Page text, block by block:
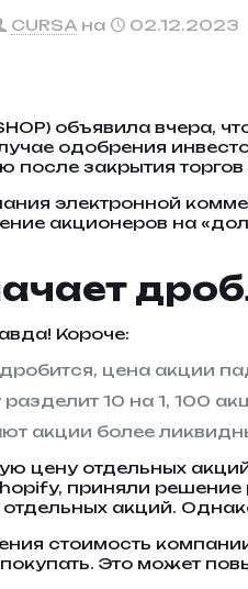
CURSA на 02.12.2023
объявила вчера,
одобрения
закрытия
электронной
акционеров на
Короче:
цена акции
10 на 1, 100
акции более
цену отдельных
приняли решение
акций.
стоимость
Это может